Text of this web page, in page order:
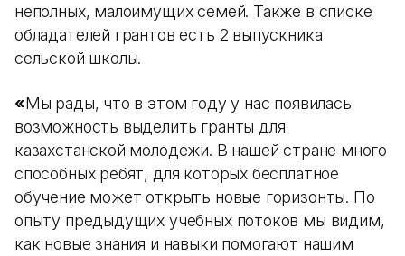
неполных, малоимущих семей. Также в списке
обладателей грантов есть 2 выпускника
сельской школы.
«Мы рады, что в этом году у нас появилась
возможность выделить гранты для
казахстанской молодежи. В нашей стране много
способных ребят, для которых бесплатное
обучение может открыть новые горизонты. По
опыту предыдущих учебных потоков мы видим,
как новые знания и навыки помогают нашим